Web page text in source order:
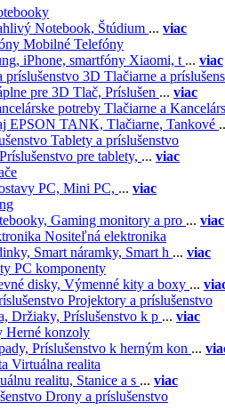
Notebook, Štúdium ... viac
Mobilné Telefóny
iPhone, smartfóny Xiaomi, t ... viac
3D Tlačiarne a
pre 3D Tlač, Príslušen ... viac
Tlačiarne a
EPSON TANK, Tlačiarne, Tankové
Tablety a príslušenstvo
Príslušenstvo pre tablety, ... viac
PC, Mini PC, ... viac
Gaming monitory a pro ... viac
Nositeľná elektronika
Smart náramky, Smart h ... viac
PC komponenty
disky, Výmenné kity a boxy ...
Projektory a príslušenstvo
Držiaky, Príslušenstvo k p ... viac
Herné konzoly
Príslušenstvo k herným kon ...
Virtuálna realita
realitu, Stanice a s ... viac
Drony a príslušenstvo